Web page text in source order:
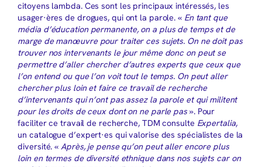
citoyens lambda. Ces sont les principaux intéressés, les
usager·ères de drogues, qui ont la parole. « En tant que
média d’éducation permanente, on a plus de temps et de
marge de manœuvre pour traiter ces sujets. On ne doit pas
trouver nos intervenants le jour même donc on peut se
permettre d’aller chercher d’autres experts que ceux que
l’on entend ou que l’on voit tout le temps. On peut aller
chercher plus loin et faire ce travail de recherche
d’intervenants qui n’ont pas assez la parole et qui militent
pour les droits de ceux dont on ne parle pas ». Pour
faciliter ce travail de recherche, TDM consulte Expertalia,
un catalogue d’expert·es qui valorise des spécialistes de la
diversité. «Après, je pense qu’on peut aller encore plus
loin en termes de diversité ethnique dans nos sujets car on